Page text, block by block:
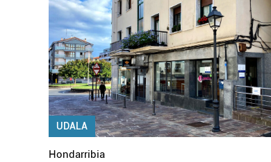
UDALA
Hondarribia